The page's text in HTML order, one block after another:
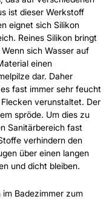
ist dieser Werkstoff
eignet sich Silikon
Reines Silikon bringt
sich Wasser auf
einen
dar. Daher
fast immer sehr feucht
verunstaltet. Der
spröde. Um dies zu
Sanitärbereich fast
verhindern den
über einen langen
und dicht bleiben.
Badezimmer zum